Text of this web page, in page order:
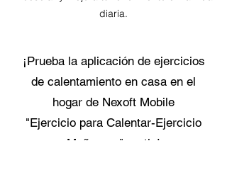
diaria.
¡Prueba la aplicación de ejercicios
de calentamiento en casa en el
hogar de Nexoft Mobile
"Ejercicio para Calentar-Ejercicio
Mañanero" gratis!